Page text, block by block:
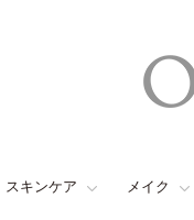
スキンケア メイク